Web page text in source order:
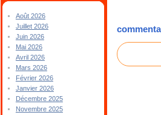
Août 2026
Juillet 2026
Juin 2026
Mai 2026
Avril 2026
Mars 2026
Février 2026
Janvier 2026
Décembre 2025
Novembre 2025